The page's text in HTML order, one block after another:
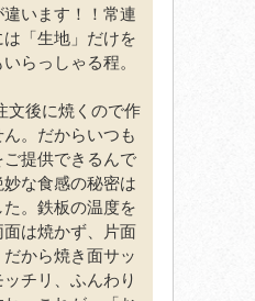
います！！常連
「生地」だけを
らっしゃる程。
文後に焼くので作
。だからいつも
ご提供できるんで
な食感の秘密は
。鉄板の温度を
は焼かず、片面
から焼き面サッ
チリ、ふんわり